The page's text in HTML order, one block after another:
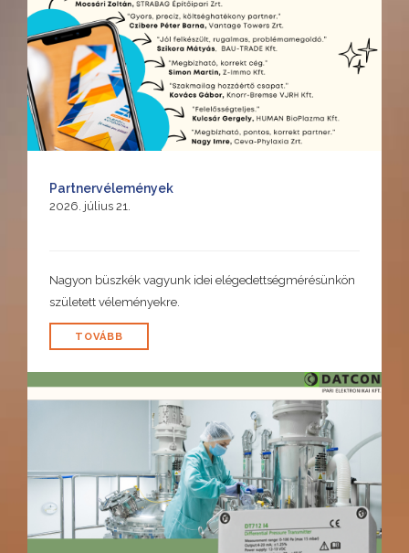
Partnervélemények
2026. július 21.
Nagyon büszkék vagyunk idei elégedettségmérésünkön
született véleményekre.
TOVÁBB